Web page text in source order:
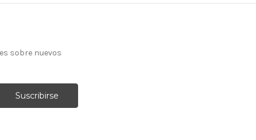
sobre nuevos